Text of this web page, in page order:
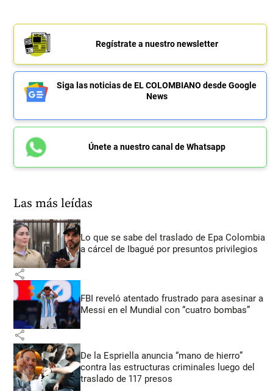
Regístrate a nuestro newsletter
Siga las noticias de EL COLOMBIANO desde Google
News
Únete a nuestro canal de Whatsapp
Las más leídas
Lo que se sabe del traslado de Epa Colombia
a cárcel de Ibagué por presuntos privilegios
share
FBI reveló atentado frustrado para asesinar a
Messi en el Mundial con “cuatro bombas”
share
De la Espriella anuncia “mano de hierro”
contra las estructuras criminales luego del
traslado de 117 presos